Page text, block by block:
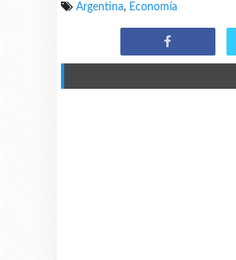
Argentina, Economía